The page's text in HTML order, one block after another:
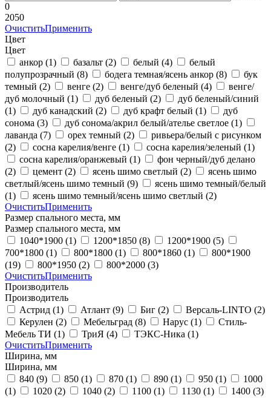
0
2050
ОчиститьПрименить
Цвет
Цвет
анкор (1) базальт (2) белый (4)
белый
полупрозрачный (8) бодега темная/ясень анкор (8)
бук
темный (2) венге (2) венге/дуб беленый (4)
венге/
дуб молочный (1) дуб беленый (2)
дуб беленый/синий
(1)
дуб канадский (2) дуб крафт белый (1)
дуб
сонома (3) дуб сонома/акрил белый/ателье светлое (1)
лаванда (7) орех темный (2)
ривьера/белый с рисунком
(2)
сосна карелия/венге (1) сосна карелия/зеленый (1)
сосна карелия/оранжевый (1)
фон черный/дуб делано
(2)
цемент (2) ясень шимо светлый (2)
ясень шимо
светлый/ясень шимо темный (9)
ясень шимо темный/белый
(1)
ясень шимо темный/ясень шимо светлый (2)
ОчиститьПрименить
Размер спального места, мм
Размер спального места, мм
1040*1900 (1) 1200*1850 (8) 1200*1900 (5)
700*1800 (1) 800*1800 (1) 800*1860 (1)
800*1900
(19)
800*1950 (2) 800*2000 (3)
ОчиститьПрименить
Производитель
Производитель
Астрид (1) Атлант (9) Биг (2) Версаль-LINTO (2)
Керулен (2) Мебельград (8) Нарус (1)
Стиль-
Мебель ТИ (1) ТриЯ (4) ТЭКС-Ника (1)
ОчиститьПрименить
Ширина, мм
Ширина, мм
840 (9) 850 (1) 870 (1) 890 (1) 950 (1)
1000
(1)
1020 (2) 1040 (2) 1100 (1) 1130 (1) 1400 (3)